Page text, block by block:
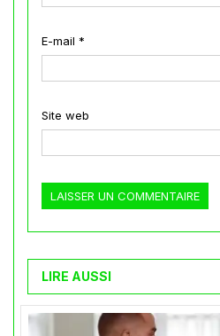
E-mail *
Site web
LIRE AUSSI